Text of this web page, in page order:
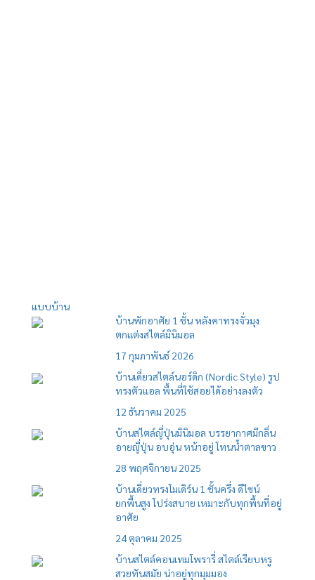
แบบบ้าน
บ้านพักอาศัย 1 ชั้น หลังคาทรงจั่วมุง
ตกแต่งสไตล์มินิมอล
17 กุมภาพันธ์ 2026
บ้านเดี่ยวสไตล์นอร์ดิก (Nordic Style) รูป
ทรงตัวแอล พื้นที่ใช้สอยได้อย่างลงตัว
12 ธันวาคม 2025
บ้านสไตล์ญี่ปุ่นมินิมอล บรรยากาศมีกลิ่น
อายญี่ปุ่น อบอุ่น หน้าอยู่ โทนน้ำตาลขาว
28 พฤศจิกายน 2025
บ้านเดี่ยวทรงโมเดิร์น 1 ชั้นครึ่ง ดีไซน์
ยกพื้นสูง โปร่งสบาย เหมาะกับทุกพื้นที่อยู่
อาศัย
24 ตุลาคม 2025
บ้านสไตล์คอนเทมโพรารี่ สไตล์เรียบหรู
สวยทันสมัย น่าอยู่ทุกมุมมอง